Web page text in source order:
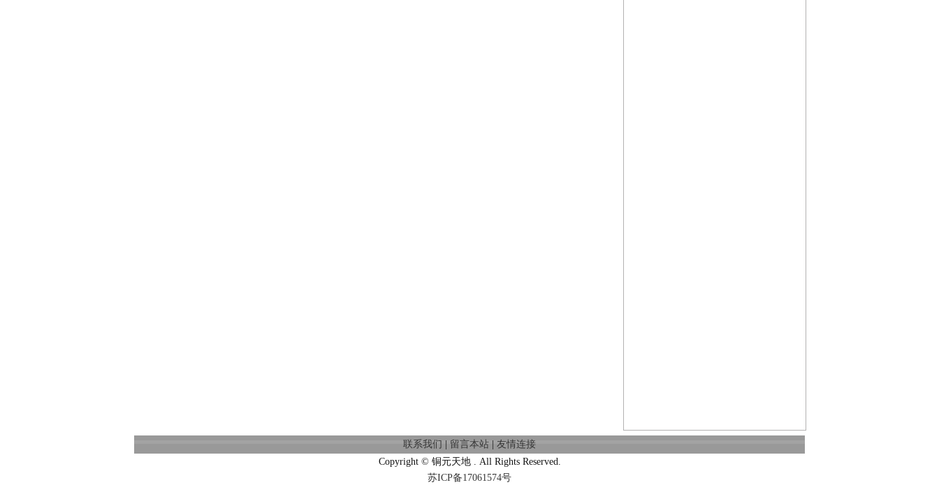
联系我们 留言本站
友情连接
Copyright © 铜元天地 . All Rights Reserved.
苏ICP备17061574号